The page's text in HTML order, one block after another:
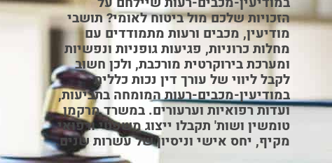
הזכויות שלכם מול ביטוח לאומי? תושבי
מודיעין, מכבים ורעות מתמודדים עם
מחלות כרוניות, פגיעות גופניות ונפשיות
ומערכת בירוקרטית מורכבת, ולכן חשוב
לקבל ליווי של עורך דין נכות כללית
במודיעין-מכבים-רעות המומחה בתביעות,
ועדות רפואיות וערעורים. במשרד מרקמן
טומשין ושות' תקבלו ייצוג משפטי ורפואי
מקיף, יחס אישי וניסיון של עשרות שנים.
אזכור לטובה מיוחדת את המשרד "מרקמן את טומשין". יש לי הערכה
עצומה למשרד, ובמיוחד לעו"ד מלכיאל. הילדים בטח היו קוראים…
להמלצה המלאה